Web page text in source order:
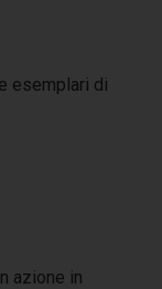
esemplari di
azione in